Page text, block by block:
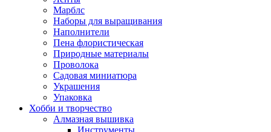
Марблс
Наборы для выращивания
Наполнители
Пена флористическая
Природные материалы
Проволока
Садовая миниатюра
Украшения
Упаковка
Хобби и творчество
Алмазная вышивка
Инструменты